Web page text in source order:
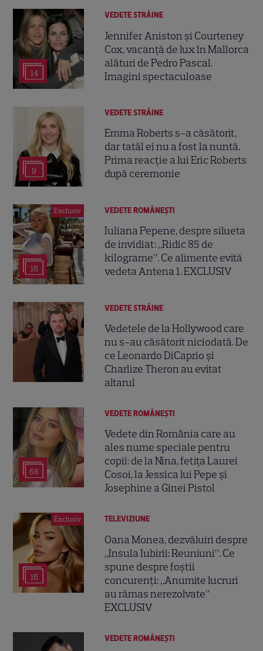
14
VEDETE STRĂINE
Jennifer Aniston și Courteney
Cox, vacanță de lux în Mallorca
alături de Pedro Pascal.
Imagini spectaculoase
9
VEDETE STRĂINE
Emma Roberts s-a căsătorit,
dar tatăl ei nu a fost la nuntă.
Prima reacție a lui Eric Roberts
după ceremonie
Exclusiv
16
VEDETE ROMÂNEŞTI
Iuliana Pepene, despre silueta
de invidiat: „Ridic 85 de
kilograme”. Ce alimente evită
vedeta Antena 1. EXCLUSIV
VEDETE STRĂINE
Vedetele de la Hollywood care
nu s-au căsătorit niciodată. De
ce Leonardo DiCaprio și
Charlize Theron au evitat
altarul
68
VEDETE ROMÂNEŞTI
Vedete din România care au
ales nume speciale pentru
copii: de la Nina, fetița Laurei
Cosoi, la Jessica lui Pepe și
Josephine a Ginei Pistol
Exclusiv
16
TELEVIZIUNE
Oana Monea, dezvăluiri despre
„Insula Iubirii: Reuniuni”. Ce
spune despre foștii
concurenți: „Anumite lucruri
au rămas nerezolvate”
EXCLUSIV
VEDETE ROMÂNEŞTI